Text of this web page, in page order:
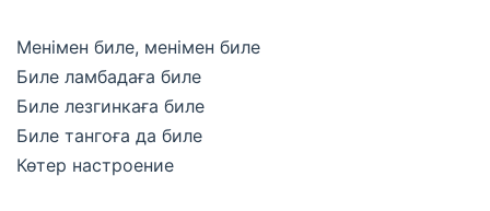
Менімен биле, менімен биле
Биле ламбадаға биле
Биле лезгинкаға биле
Биле тангоға да биле
Көтер настроение